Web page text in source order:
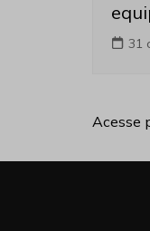
31
Acesse